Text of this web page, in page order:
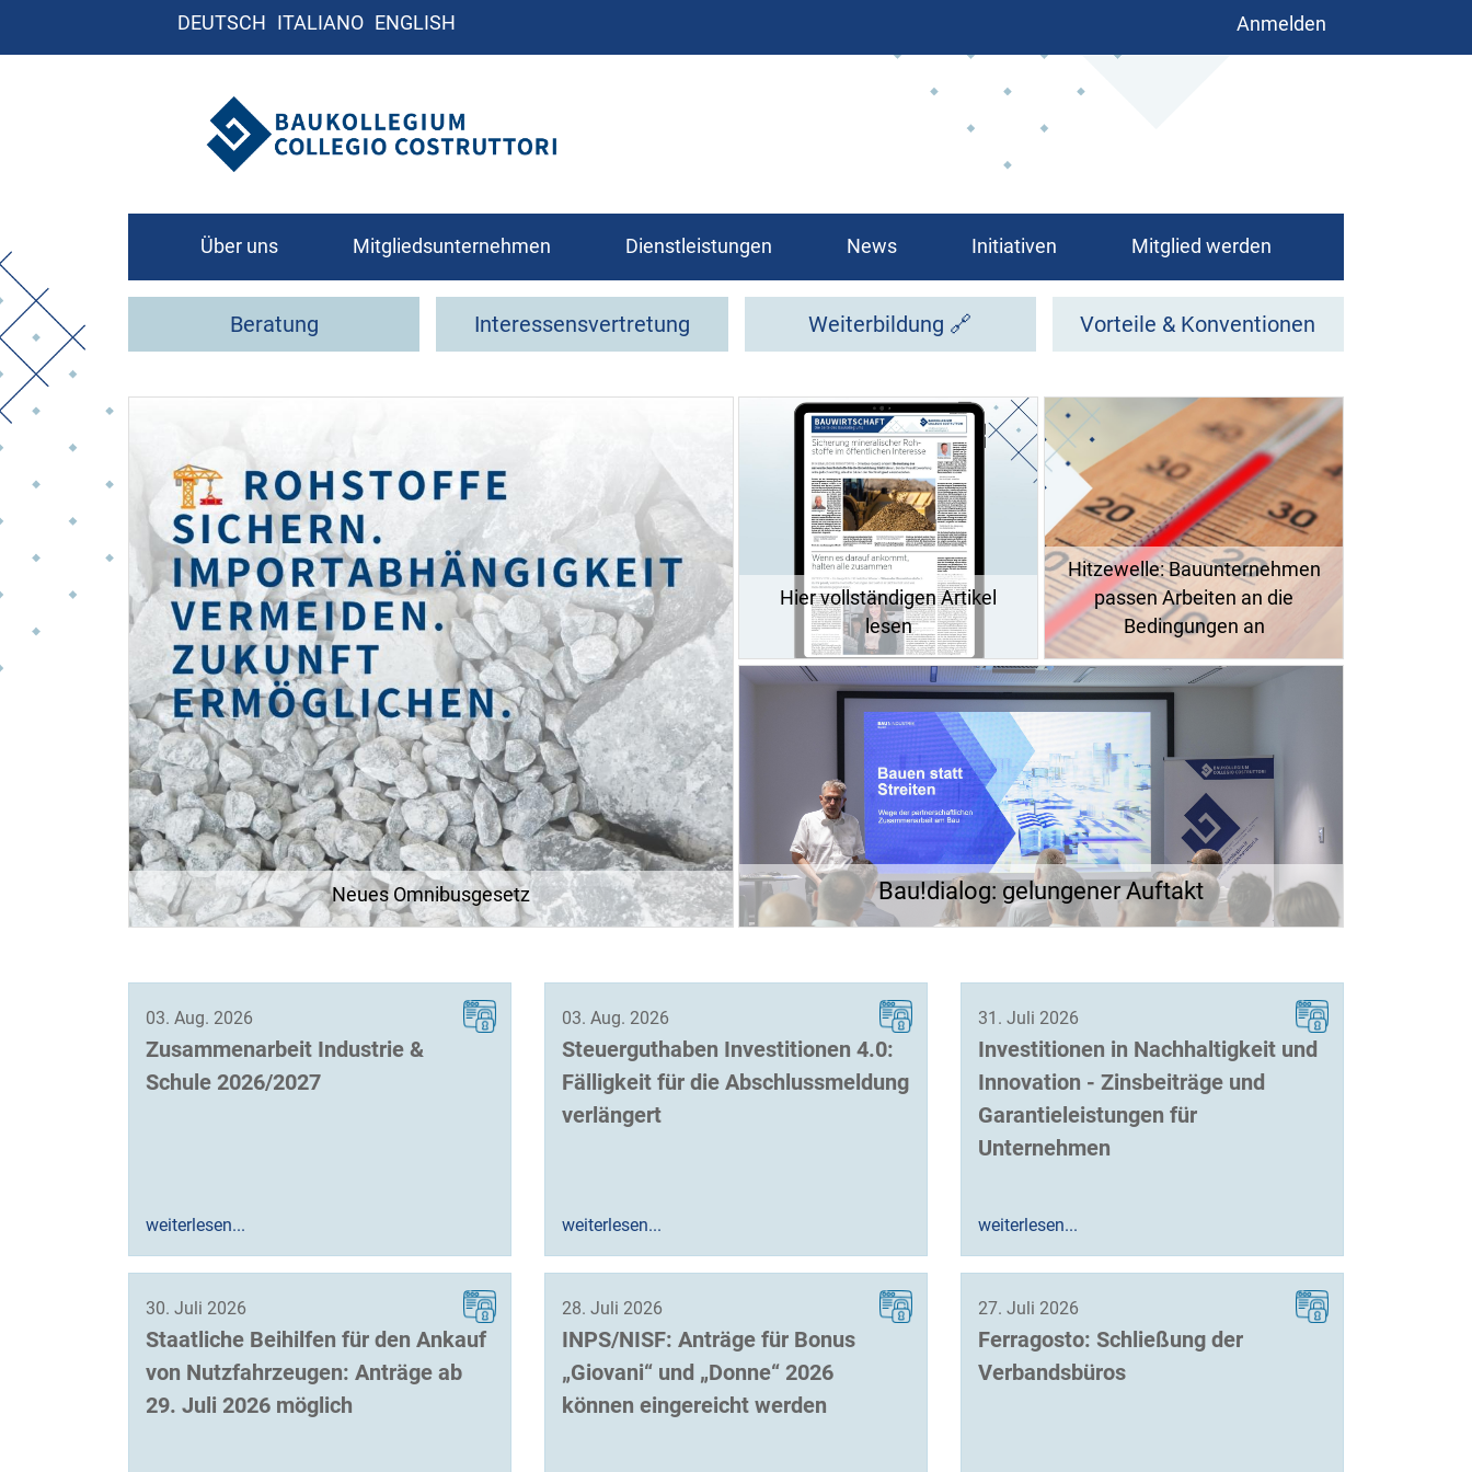
DEUTSCH ITALIANO ENGLISH Benutzermenü
Anmelden
Über uns
Leitbild
Organigramm
Mitgliedsunternehmen Dienstleistungen News Initiativen Mitglied werden
Beratung Interessensvertretung Weiterbildung 🔗 Vorteile & Konventionen
Neues Omnibusgesetz
Hier vollständigen Artikel
lesen
Hitzewelle: Bauunternehmen
passen Arbeiten an die
Bedingungen an
Bau!dialog: gelungener Auftakt
03. Aug. 2026
Zusammenarbeit Industrie &
Schule 2026/2027
weiterlesen...
03. Aug. 2026
Steuerguthaben Investitionen 4.0:
Fälligkeit für die Abschlussmeldung
verlängert
weiterlesen...
31. Juli 2026
Investitionen in Nachhaltigkeit und
Innovation - Zinsbeiträge und
Garantieleistungen für
Unternehmen
weiterlesen...
30. Juli 2026
Staatliche Beihilfen für den Ankauf
von Nutzfahrzeugen: Anträge ab
29. Juli 2026 möglich
28. Juli 2026
INPS/NISF: Anträge für Bonus
„Giovani“ und „Donne“ 2026
können eingereicht werden
27. Juli 2026
Ferragosto: Schließung der
Verbandsbüros